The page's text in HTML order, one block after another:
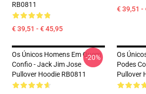
RB0811
€ 39,51 - € 45,95
€ 39,51 -
Os Únicos Homens Em Quem
Confio - Jack Jim Jose
Pullover Hoodie RB0811
-20%
Os
Podes
Pullover